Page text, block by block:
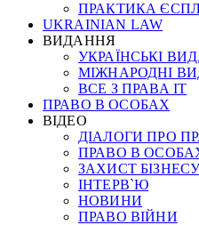
ПРАКТИКА
UKRAINIAN LAW
ВИДАННЯ
УКРАЇНСЬКІ
МІЖНАРОДНІ
ВСЕ З ПРАВА ІТ
ПРАВО В ОСОБАХ
ВІДЕО
ДІАЛОГИ ПРО
ПРАВО В
ЗАХИСТ
ІНТЕРВ`Ю
НОВИНИ
ПРАВО ВІЙНИ